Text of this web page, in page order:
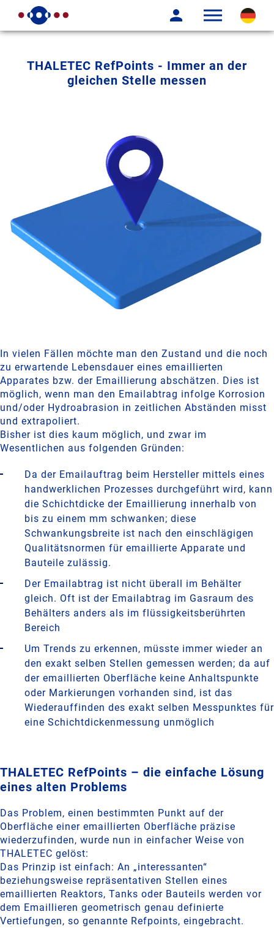
THALETEC RefPoints - Immer an der
gleichen Stelle messen
In vielen Fällen möchte man den Zustand und die noch
zu erwartende Lebensdauer eines emaillierten
Apparates bzw. der Emaillierung abschätzen. Dies ist
möglich, wenn man den Emailabtrag infolge Korrosion
und/oder Hydroabrasion in zeitlichen Abständen misst
und extrapoliert.
Bisher ist dies kaum möglich, und zwar im
Wesentlichen aus folgenden Gründen:
Da der Emailauftrag beim Hersteller mittels eines
handwerklichen Prozesses durchgeführt wird, kann
die Schichtdicke der Emaillierung innerhalb von
bis zu einem mm schwanken; diese
Schwankungsbreite ist nach den einschlägigen
Qualitätsnormen für emaillierte Apparate und
Bauteile zulässig.
Der Emailabtrag ist nicht überall im Behälter
gleich. Oft ist der Emailabtrag im Gasraum des
Behälters anders als im flüssigkeitsberührten
Bereich
Um Trends zu erkennen, müsste immer wieder an
den exakt selben Stellen gemessen werden; da auf
der emaillierten Oberfläche keine Anhaltspunkte
oder Markierungen vorhanden sind, ist das
Wiederauffinden des exakt selben Messpunktes für
eine Schichtdickenmessung unmöglich
THALETEC RefPoints – die einfache Lösung
eines alten Problems
Das Problem, einen bestimmten Punkt auf der
Oberfläche einer emaillierten Oberfläche präzise
wiederzufinden, wurde nun in einfacher Weise von
THALETEC gelöst:
Das Prinzip ist einfach: An „interessanten“
beziehungsweise repräsentativen Stellen eines
emaillierten Reaktors, Tanks oder Bauteils werden vor
dem Emaillieren geometrisch genau definierte
Vertiefungen, so genannte Refpoints, eingebracht.